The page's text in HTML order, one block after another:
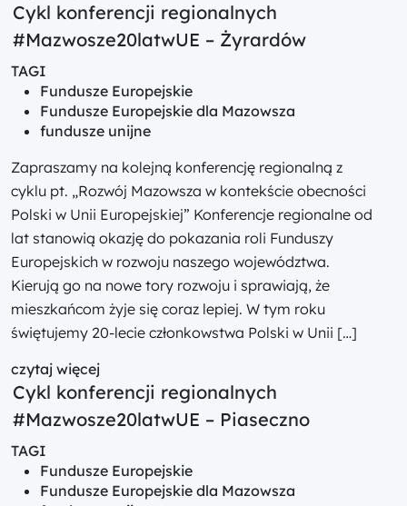
Cykl konferencji regionalnych
#Mazwosze20latwUE – Żyrardów
TAGI
Fundusze Europejskie
Fundusze Europejskie dla Mazowsza
fundusze unijne
Zapraszamy na kolejną konferencję regionalną z
cyklu pt. „Rozwój Mazowsza w kontekście obecności
Polski w Unii Europejskiej” Konferencje regionalne od
lat stanowią okazję do pokazania roli Funduszy
Europejskich w rozwoju naszego województwa.
Kierują go na nowe tory rozwoju i sprawiają, że
mieszkańcom żyje się coraz lepiej. W tym roku
świętujemy 20-lecie członkowstwa Polski w Unii […]
czytaj więcej
Cykl konferencji regionalnych
#Mazwosze20latwUE – Piaseczno
TAGI
Fundusze Europejskie
Fundusze Europejskie dla Mazowsza